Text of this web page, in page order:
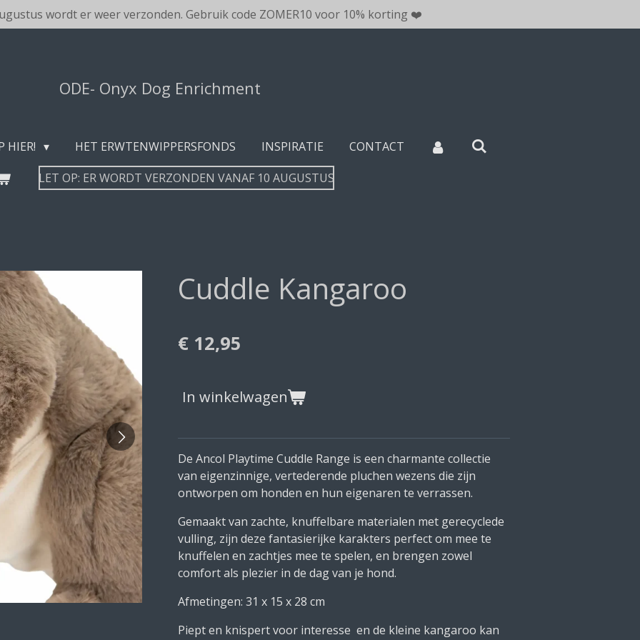
wordt er weer verzonden. Gebruik code ZOMER10 voor 10% korting ❤️
ODE- Onyx Dog Enrichment
HIER! HET ERWTENWIPPERSFONDS INSPIRATIE
CONTACT
LET OP: ER WORDT VERZONDEN VANAF 10 AUGUSTUS
Cuddle Kangaroo
€ 12,95
In winkelwagen
De Ancol Playtime Cuddle Range is een charmante collectie
van eigenzinnige, vertederende pluchen wezens die zijn
ontworpen om honden en hun eigenaren te verrassen.
Gemaakt van zachte, knuffelbare materialen met gerecyclede
vulling, zijn deze fantasierijke karakters perfect om mee te
knuffelen en zachtjes mee te spelen, en brengen zowel
comfort als plezier in de dag van je hond.
Afmetingen: 31 x 15 x 28 cm
Piept en knispert voor interesse en de kleine kangaroo kan